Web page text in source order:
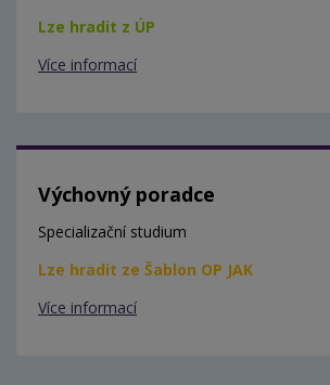
Lze hradit z ÚP
Více informací
Výchovný poradce
Specializační studium
Lze hradit ze Šablon OP JAK
Více informací